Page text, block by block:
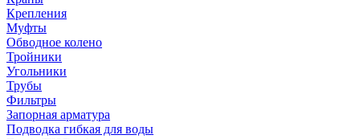
Крепления
Муфты
Обводное колено
Тройники
Угольники
Трубы
Фильтры
Запорная арматура
Подводка гибкая для воды